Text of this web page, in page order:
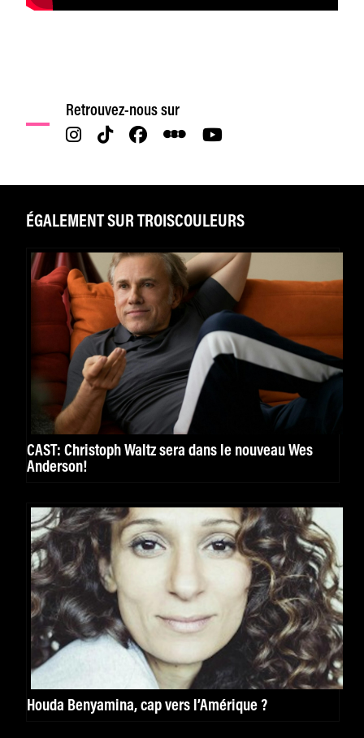
Retrouvez-nous sur
ÉGALEMENT SUR TROISCOULEURS
CAST: Christoph Waltz sera dans le nouveau Wes
Anderson!
Houda Benyamina, cap vers l’Amérique ?